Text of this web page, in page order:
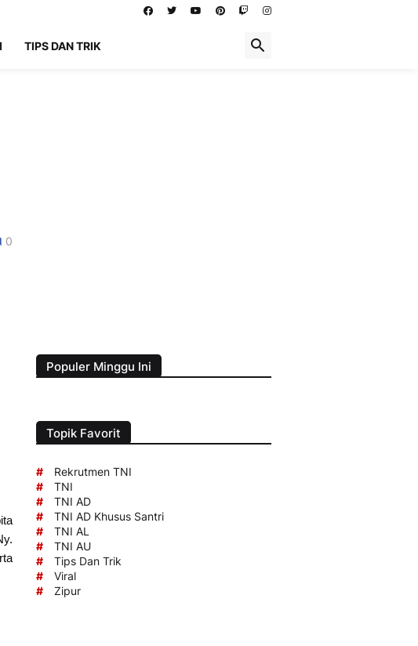
TIPS DAN TRIK
0
Populer Minggu Ini
Topik Favorit
#
Rekrutmen TNI
#
TNI
#
TNI AD
#
TNI AD Khusus Santri
#
TNI AL
#
TNI AU
#
Tips Dan Trik
#
Viral
#
Zipur